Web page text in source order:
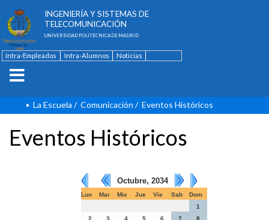
INGENIERÍA Y SISTEMAS DE
TELECOMUNICACIÓN
UNIVERSIDAD POLITÉCNICA DE MADRID
Intra-Empleados Intra-Alumnos
Noticias
La Escuela / Comunicación / Eventos Históricos
Eventos Históricos
Octubre, 2034
Lun Mar Mie Jue Vie Sab
Dom
1
2
3 4 5 6 7
8